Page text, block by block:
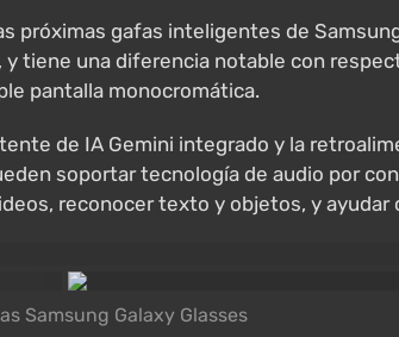
próximas gafas inteligentes de
tiene una diferencia notable con
pantalla monocromática.
de IA Gemini integrado y la
soportar tecnología de audio por
reconocer texto y objetos, y
Samsung Galaxy Glasses